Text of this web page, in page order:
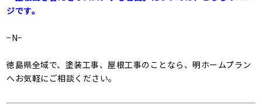
ジです。
−N−
徳島県全域で、塗装工事、屋根工事のことなら、明ホームプラン
へお気軽にご相談ください。